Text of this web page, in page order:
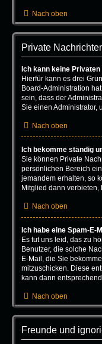
Nach oben
Private
Ich kann keine
Hierfür kann es drei
Board-Administration
sein, dass der
Sie einen Administrator,
Nach oben
Ich bekomme ständig
Sie können Private
persönlichen Bereich
jemandem erhalten, so
Mitglied dann verbieten,
Nach oben
Ich habe eine Spam-E-
Es tut uns leid, das zu
Benutzer, die solche
E-Mail, die Sie
mitzuschicken. Diese
kann dann
Nach oben
Freunde und